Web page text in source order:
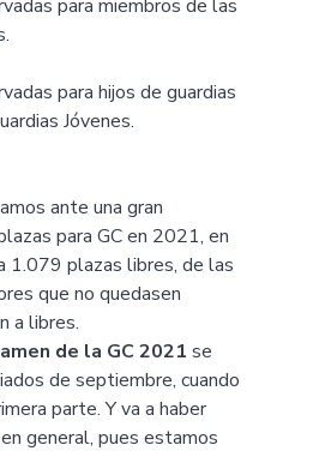
para miembros de las
para hijos de guardias
Jóvenes.
ante una gran
para GC en 2021, en
1.079 plazas libres, de las
que no quedasen
a libres.
de la GC 2021 se
de septiembre, cuando
parte. Y va a haber
general, pues estamos